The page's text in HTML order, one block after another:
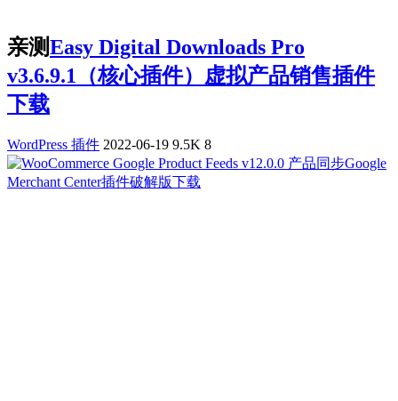
亲测Easy Digital Downloads Pro
v3.6.9.1（核心插件）虚拟产品销售插件
下载
WordPress 插件 2022-06-19 9.5K 8